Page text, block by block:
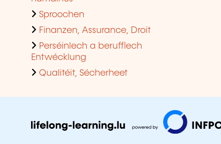
Sproochen
Finanzen, Assurance, Droit
Perséinlech a berufflech
Entwécklung
Qualitéit, Sécherheet